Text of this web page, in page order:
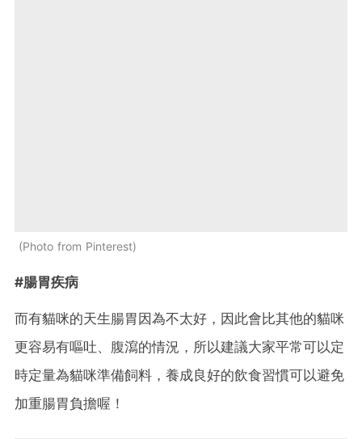
Photo from Pinterest
#腸胃疾病
而有貓咪的天生腸胃因為不太好，因此會比其他的貓咪
更容易有嘔吐、腹瀉的情況，所以建議大家平常可以定
時定量為貓咪準備飼料，養成良好的飲食習慣可以避免
加重腸胃負擔喔！